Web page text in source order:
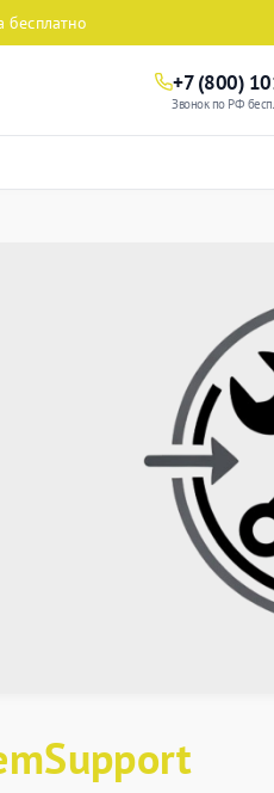
бесплатно
+7 (800)
Звонок по РФ